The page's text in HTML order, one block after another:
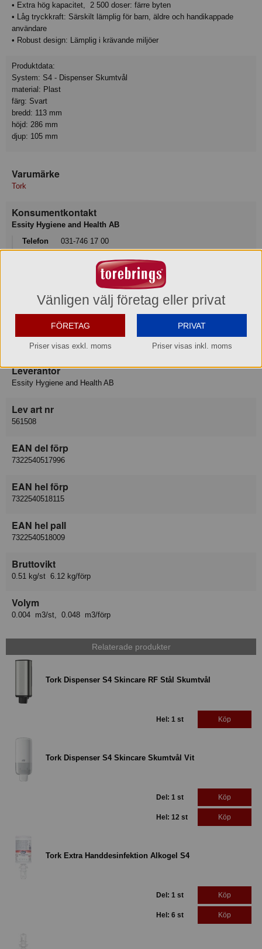
• Extra hög kapacitet, 2 500 doser: färre byten
• Låg tryckkraft: Särskilt lämplig för barn, äldre och handikappade
användare
• Robust design: Lämplig i krävande miljöer
Produktdata:
System: S4 - Dispenser Skumtvål
material: Plast
färg: Svart
bredd: 113 mm
höjd: 286 mm
djup: 105 mm
Varumärke
Tork
Konsumentkontakt
Essity Hygiene and Health AB
Telefon
031-746 17 00
https://www.essity.se/kontakta-oss/
Besöksadress
405 03 GÖTEBORG
Varukategori
Tork dispenser tvål S4
Leverantör
Essity Hygiene and Health AB
Lev art nr
561508
EAN del förp
7322540517996
EAN hel förp
7322540518115
EAN hel pall
7322540518009
Bruttovikt
0.51 kg/st 6.12 kg/förp
Volym
0.004 m3/st, 0.048 m3/förp
Relaterade produkter
Tork Dispenser S4 Skincare RF Stål Skumtvål
Hel: 1 st Köp
Tork Dispenser S4 Skincare Skumtvål Vit
Del: 1 st Köp
Hel: 12 st Köp
Tork Extra Handdesinfektion Alkogel S4
Del: 1 st Köp
Hel: 6 st Köp
Vänligen välj företag eller privat
FÖRETAG
Priser visas exkl. moms
PRIVAT
Priser visas inkl. moms